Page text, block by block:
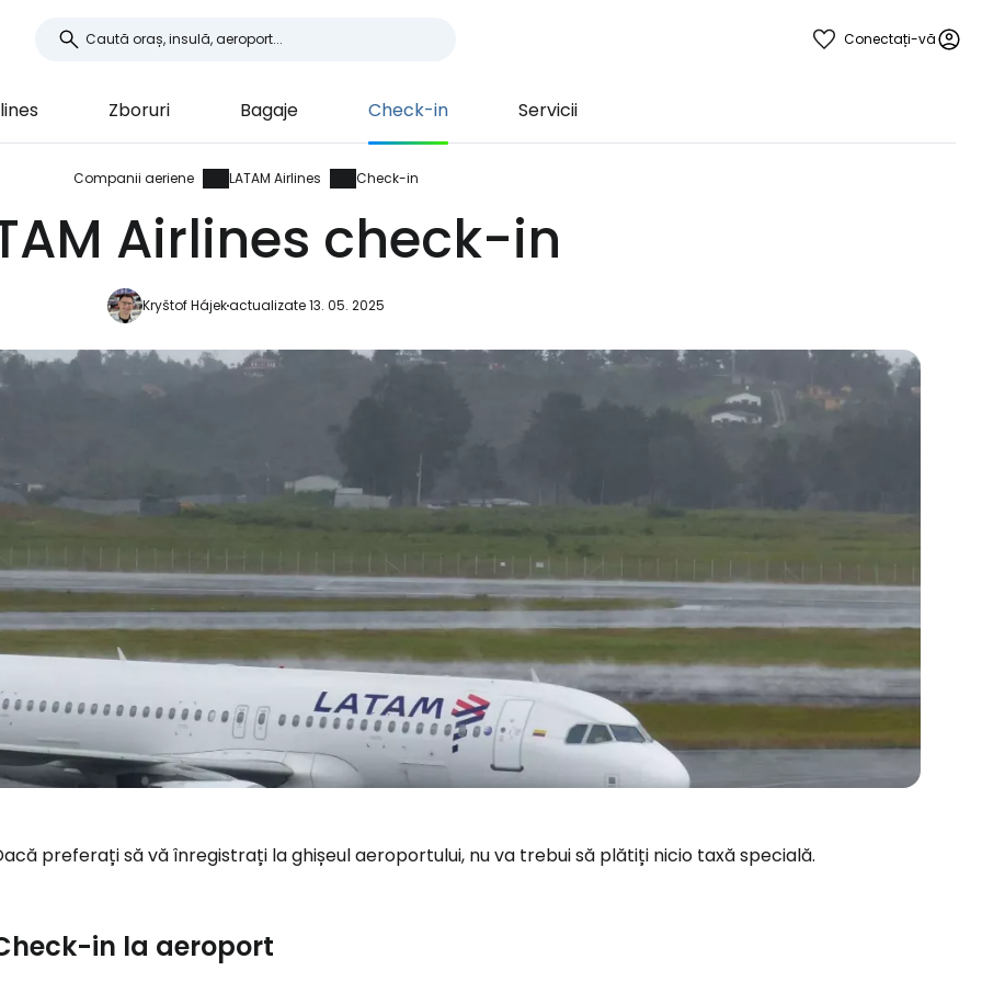
Conectați-vă
Zboruri Bagaje Check-in Servicii
Companii aeriene LATAM Airlines Check-in
Airlines check-in
Kryštof Hájekactualizate 13. 05. 2025
preferați să vă înregistrați la ghișeul aeroportului, nu va trebui să plătiți nicio taxă specială.
in la aeroport